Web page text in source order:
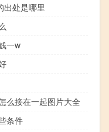
出处是哪里
一w
么接在一起图片大全
条件